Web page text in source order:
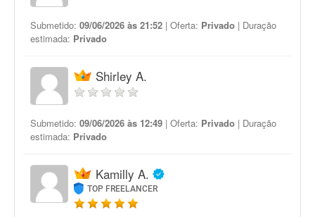
Submetido: 09/06/2026 às 21:52 | Oferta: Privado | Duração
estimada: Privado
Shirley A.
Submetido: 09/06/2026 às 12:49 | Oferta: Privado | Duração
estimada: Privado
Kamilly A.
TOP FREELANCER